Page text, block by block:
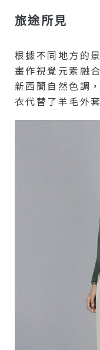
旅途所見
根據不同地方的
畫作視覺元素融
新西蘭自然色調
衣代替了羊毛外